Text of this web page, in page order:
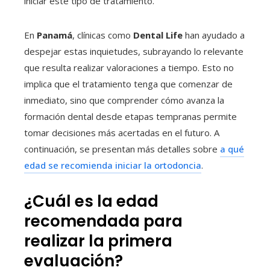
En Panamá, clínicas como Dental Life han ayudado a
despejar estas inquietudes, subrayando lo relevante
que resulta realizar valoraciones a tiempo. Esto no
implica que el tratamiento tenga que comenzar de
inmediato, sino que comprender cómo avanza la
formación dental desde etapas tempranas permite
tomar decisiones más acertadas en el futuro. A
continuación, se presentan más detalles sobre a qué
edad se recomienda iniciar la ortodoncia.
¿Cuál es la edad
recomendada para
realizar la primera
evaluación?